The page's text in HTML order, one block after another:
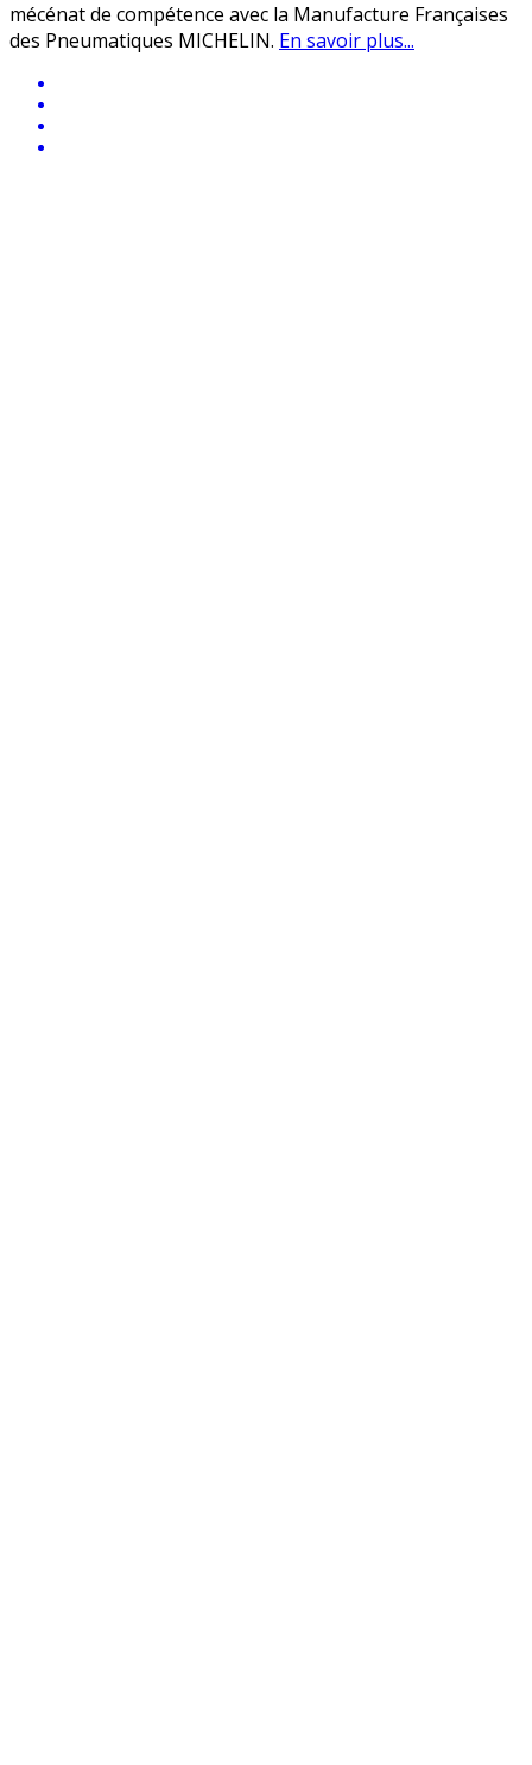
mécénat de compétence avec la Manufacture Françaises
des Pneumatiques MICHELIN. En savoir plus...